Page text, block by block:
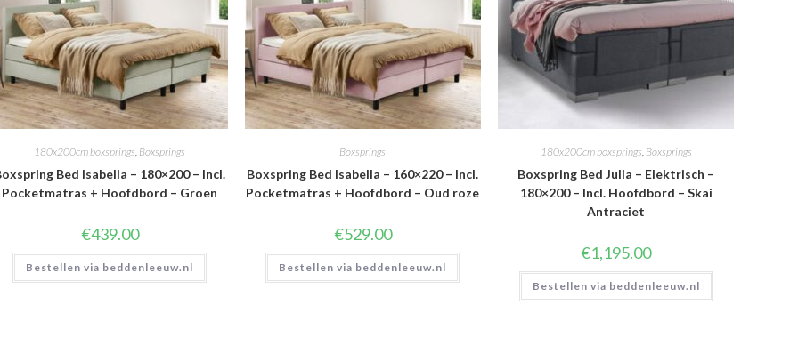
180x200cm boxsprings, Boxsprings
Bed Isabella – 180×200 – Incl.
Pocketmatras + Hoofdbord – Groen
€439.00
Bestellen via beddenleeuw.nl
Boxsprings
Boxspring Bed Isabella – 160×220 – Incl.
Pocketmatras + Hoofdbord – Oud roze
€529.00
Bestellen via beddenleeuw.nl
180x200cm boxsprings, Boxsprings
Boxspring Bed Julia – Elektrisch –
180×200 – Incl. Hoofdbord – Skai
Antraciet
€1,195.00
Bestellen via beddenleeuw.nl